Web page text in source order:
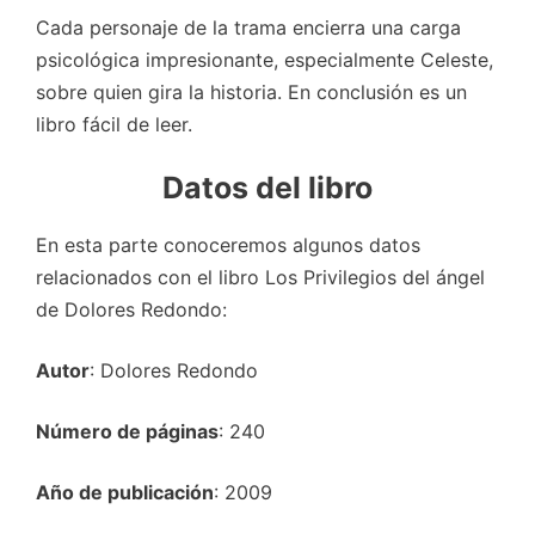
Cada personaje de la trama encierra una carga
psicológica impresionante, especialmente Celeste,
sobre quien gira la historia. En conclusión es un
libro fácil de leer.
Datos del libro
En esta parte conoceremos algunos datos
relacionados con el libro Los Privilegios del ángel
de Dolores Redondo:
Autor: Dolores Redondo
Número de páginas: 240
Año de publicación: 2009